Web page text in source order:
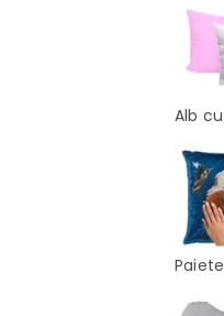
Alb